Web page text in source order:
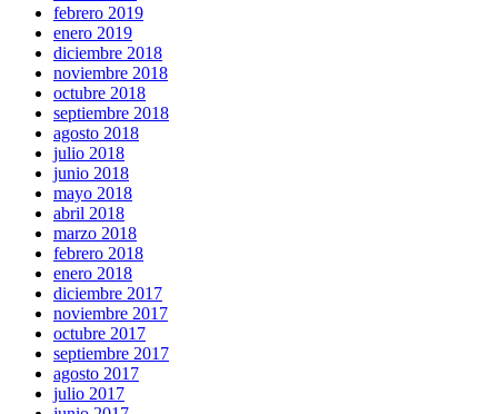
febrero 2019
enero 2019
diciembre 2018
noviembre 2018
octubre 2018
septiembre 2018
agosto 2018
julio 2018
junio 2018
mayo 2018
abril 2018
marzo 2018
febrero 2018
enero 2018
diciembre 2017
noviembre 2017
octubre 2017
septiembre 2017
agosto 2017
julio 2017